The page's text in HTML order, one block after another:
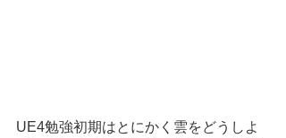
UE4勉強初期はとにかく雲をどうしよ